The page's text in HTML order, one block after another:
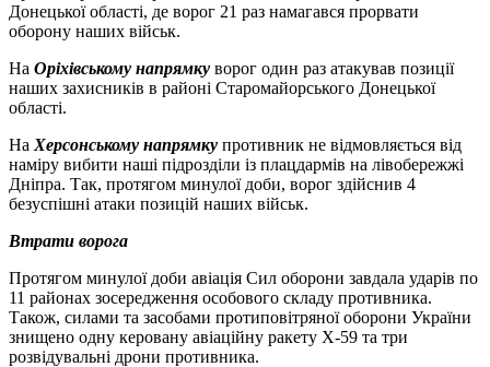
Донецької області, де ворог 21 раз намагався прорвати
оборону наших військ.
На Оріхівському напрямку ворог один раз атакував позиції
наших захисників в районі Старомайорського Донецької
області.
На Херсонському напрямку противник не відмовляється від
наміру вибити наші підрозділи із плацдармів на лівобережжі
Дніпра. Так, протягом минулої доби, ворог здійснив 4
безуспішні атаки позицій наших військ.
Втрати ворога
Протягом минулої доби авіація Сил оборони завдала ударів по
11 районах зосередження особового складу противника.
Також, силами та засобами протиповітряної оборони України
знищено одну керовану авіаційну ракету Х-59 та три
розвідувальні дрони противника.